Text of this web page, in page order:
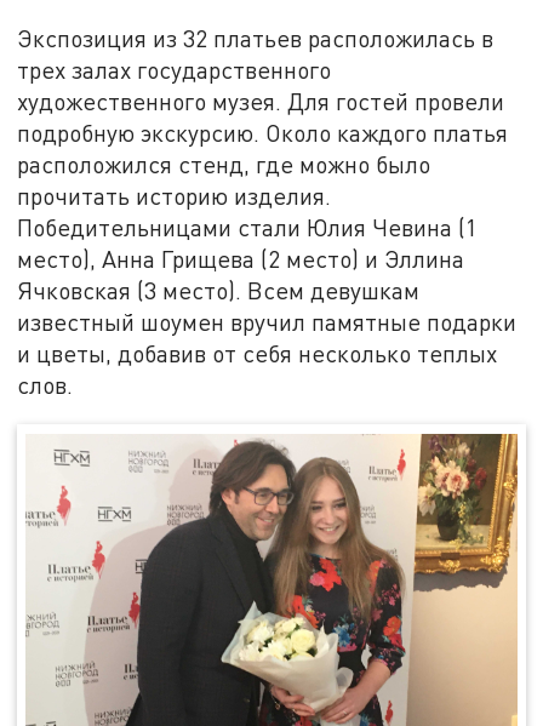
Экспозиция из 32 платьев расположилась в
трех залах государственного
художественного музея. Для гостей провели
подробную экскурсию. Около каждого платья
расположился стенд, где можно было
прочитать историю изделия.
Победительницами стали Юлия Чевина (1
место), Анна Грищева (2 место) и Эллина
Ячковская (3 место). Всем девушкам
известный шоумен вручил памятные подарки
и цветы, добавив от себя несколько теплых
слов.